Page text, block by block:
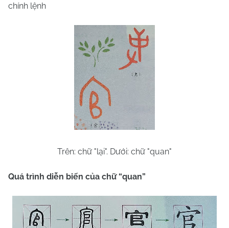
chính lệnh
Trên: chữ "lại". Dưới: chữ "quan"
Quá trình diễn biến của chữ “quan”